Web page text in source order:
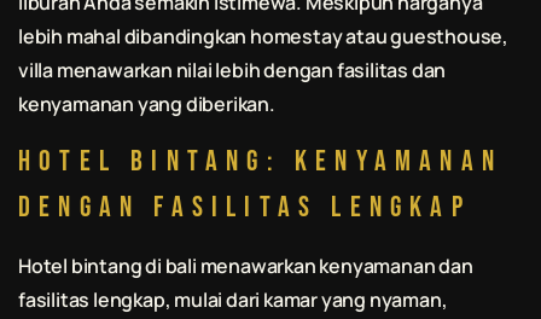
lebih mahal dibandingkan homestay atau guesthouse,
villa menawarkan nilai lebih dengan fasilitas dan
kenyamanan yang diberikan.
Hotel Bintang: Kenyamanan
dengan Fasilitas Lengkap
Hotel bintang di bali menawarkan kenyamanan dan
fasilitas lengkap, mulai dari kamar yang nyaman,